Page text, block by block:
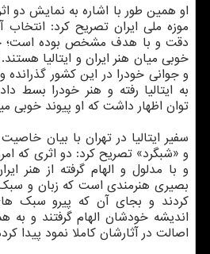
او همین طور با اشاره به نمایش دو
موزه ملی ایران تصریح كرد:
دقت و با هدف مشخص بوده است؛
خوبی میان هنر ایران و ایتالیا
و جوانی خودرا در این كشور گذرانده
به ایتالیا رفته و هنر خودرا
توان اظهار داشت كه او پیوند خوبی
سفیر ایتالیا در تهران با بیان
و «شبگرد» تصریح كرد: دو اثری كه
و با مدلول و الهام گرفته از هنر
بصیری هنرمندی است كه زبان و
كردند و بجای آن كه پیرو سبك
اندیشه خودشان الهام گرفتند و
اصالت در آثارشان كاملا نمود پیدا